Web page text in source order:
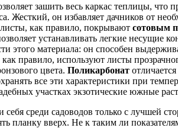
зашить весь каркас теплицы, что
Жесткий, он избавляет дачников от
как правило, покрывают сотовым
устанавливать легкие несущие
этого материала: он способен
правило, используют листы
цвета. Поликарбонат
все эти характеристики при
участках экзотические южные
себя среди садоводов только с лучшей
планку вверх. Не к таким ли